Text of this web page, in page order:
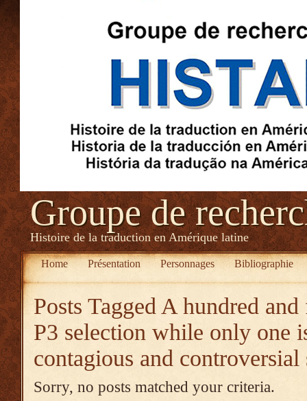
Groupe de
Histoire de la traduction en Amérique latine
Home Présentation Personnages Bibliographie
Posts Tagged A hundred
P3 selection while only one
contagious and controversial
Sorry, no posts matched your criteria.